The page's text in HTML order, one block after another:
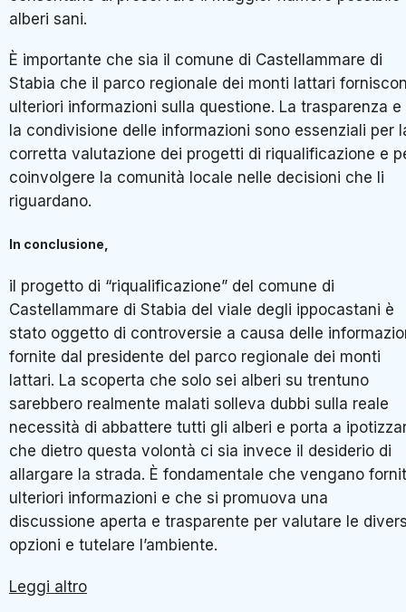
alberi sani.
È importante che sia il comune di Castellammare di
Stabia che il parco regionale dei monti lattari
ulteriori informazioni sulla questione. La trasparenza e
la condivisione delle informazioni sono essenziali per
corretta valutazione dei progetti di riqualificazione e
coinvolgere la comunità locale nelle decisioni che li
riguardano.
In conclusione,
il progetto di “riqualificazione” del comune di
Castellammare di Stabia del viale degli ippocastani è
stato oggetto di controversie a causa delle
fornite dal presidente del parco regionale dei monti
lattari. La scoperta che solo sei alberi su trentuno
sarebbero realmente malati solleva dubbi sulla reale
necessità di abbattere tutti gli alberi e porta a
che dietro questa volontà ci sia invece il desiderio di
allargare la strada. È fondamentale che vengano
ulteriori informazioni e che si promuova una
discussione aperta e trasparente per valutare le
opzioni e tutelare l’ambiente.
Leggi altro